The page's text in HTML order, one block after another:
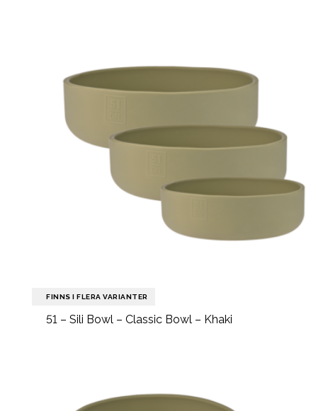
FINNS I FLERA VARIANTER
51 – Sili Bowl – Classic Bowl – Khaki